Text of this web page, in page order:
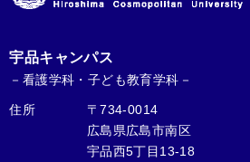
宇品キャンパス
－看護学科・子ども教育学科－
住所
〒734-0014
広島県広島市南区
宇品西5丁目13-18